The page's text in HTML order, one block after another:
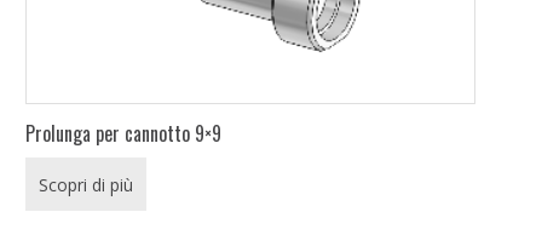
Prolunga per cannotto 9×9
Scopri di più